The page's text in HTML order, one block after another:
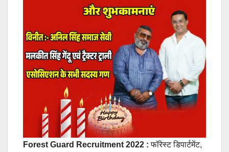
Forest Guard Recruitment 2022 : फॉरेस्ट डिपार्टमेंट,